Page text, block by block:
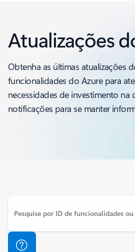
Atualizações
Obtenha as últimas atualizações
funcionalidades do Azure para
necessidades de investimento na
notificações para se manter